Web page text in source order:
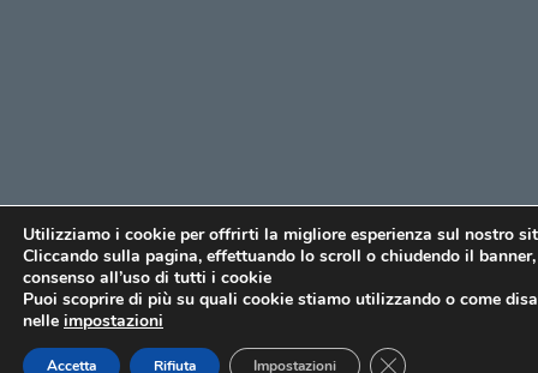
Utilizziamo i cookie per offrirti la migliore esperienza sul nostro
Cliccando sulla pagina, effettuando lo scroll o chiudendo il
consenso all’uso di tutti i cookie
Puoi scoprire di più su quali cookie stiamo utilizzando o come
nelle impostazioni
Accetta Rifiuta Impostazioni CLOSE GDPR